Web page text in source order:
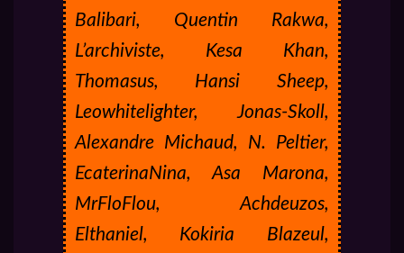
Balibari, Quentin Rakwa,
L’archiviste, Kesa Khan,
Thomasus, Hansi Sheep,
Leowhitelighter, Jonas-Skoll,
Alexandre Michaud, N. Peltier,
EcaterinaNina, Asa Marona,
MrFloFlou, Achdeuzos,
Elthaniel, Kokiria Blazeul,